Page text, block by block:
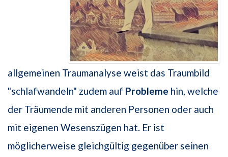
allgemeinen Traumanalyse weist das Traumbild
"schlafwandeln" zudem auf Probleme hin, welche
der Träumende mit anderen Personen oder auch
mit eigenen Wesenszügen hat. Er ist
möglicherweise gleichgültig gegenüber seinen